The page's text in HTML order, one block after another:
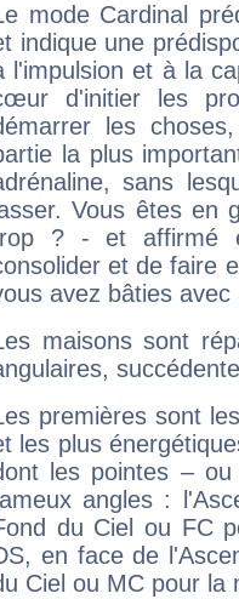
mode Cardinal
indique une
l'impulsion et à la
d'initier les
les
la plus
sans
Vous êtes en
? - et affirmé
et de faire
avez bâties avec
maisons sont
premières sont
les plus
les pointes –
angles :
du Ciel ou FC
en face de
Ciel ou MC pour la